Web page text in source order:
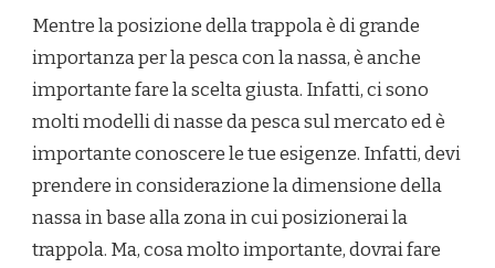
Mentre la posizione della trappola è di grande
importanza per la pesca con la nassa, è anche
importante fare la scelta giusta. Infatti, ci sono
molti modelli di nasse da pesca sul mercato ed è
importante conoscere le tue esigenze. Infatti, devi
prendere in considerazione la dimensione della
nassa in base alla zona in cui posizionerai la
trappola. Ma, cosa molto importante, dovrai fare